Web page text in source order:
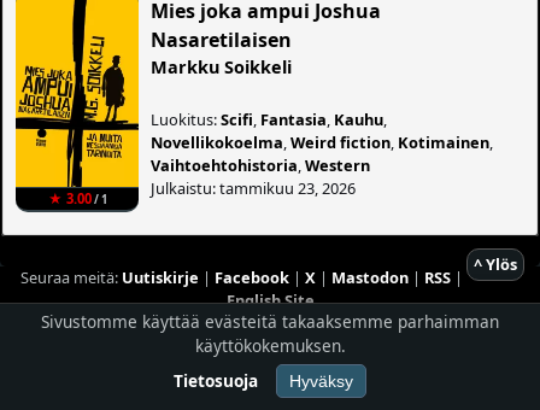
★ 3.00/ 1
Mies joka ampui Joshua
Nasaretilaisen
Markku Soikkeli
Luokitus:Scifi Fantasia Kauhu
Novellikokoelma ,Weird fiction Kotimainen
Vaihtoehtohistoria ,Western
Julkaistu: tammikuu 23, 2026
^ Ylös
Seuraa meitä: Uutiskirje | Facebook| X | Mastodon| RSS|
English Site
Hostingpalvelun tarjoaaPlaneetta Internet Oy
© 1996 - 2026 Risingshadow. Kaikki oikeudet pidätetään.
Sivustomme käyttää evästeitä takaaksemme parhaimman
käyttökokemuksen.
Tietosuoja
Hyväksy